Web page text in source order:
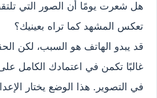
هل شعرت يومًا أن الصور التي
تعكس المشهد كما تراه بعينيك؟
قد يبدو الهاتف هو السبب، لكن
غالبًا تكمن في اعتمادك الكامل
في التصوير. هذا الوضع يختار